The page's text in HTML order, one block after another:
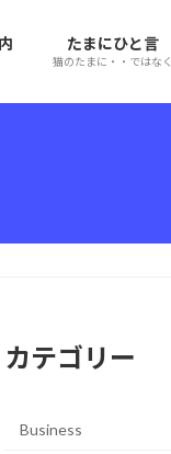
たまにひと言
猫のたまに・・ではなく
カテゴリー
Business